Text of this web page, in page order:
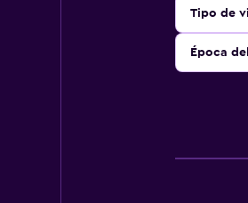
Tipo de
Época